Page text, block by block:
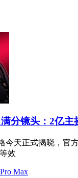
分镜头：2亿主
今天正式揭晓，官
效
Max